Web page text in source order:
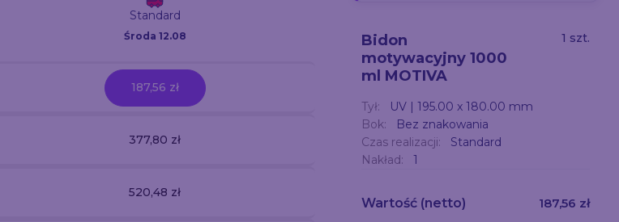
Standard
Środa 12.08
187,56 zł
377,80 zł
520,48 zł
Bidon
motywacyjny 1000
ml MOTIVA
1 szt.
Tył:
UV | 195.00 x 180.00 mm
Bok:
Bez znakowania
Czas realizacji:
Standard
Nakład:
1
Wartość (netto)
187,56 zł